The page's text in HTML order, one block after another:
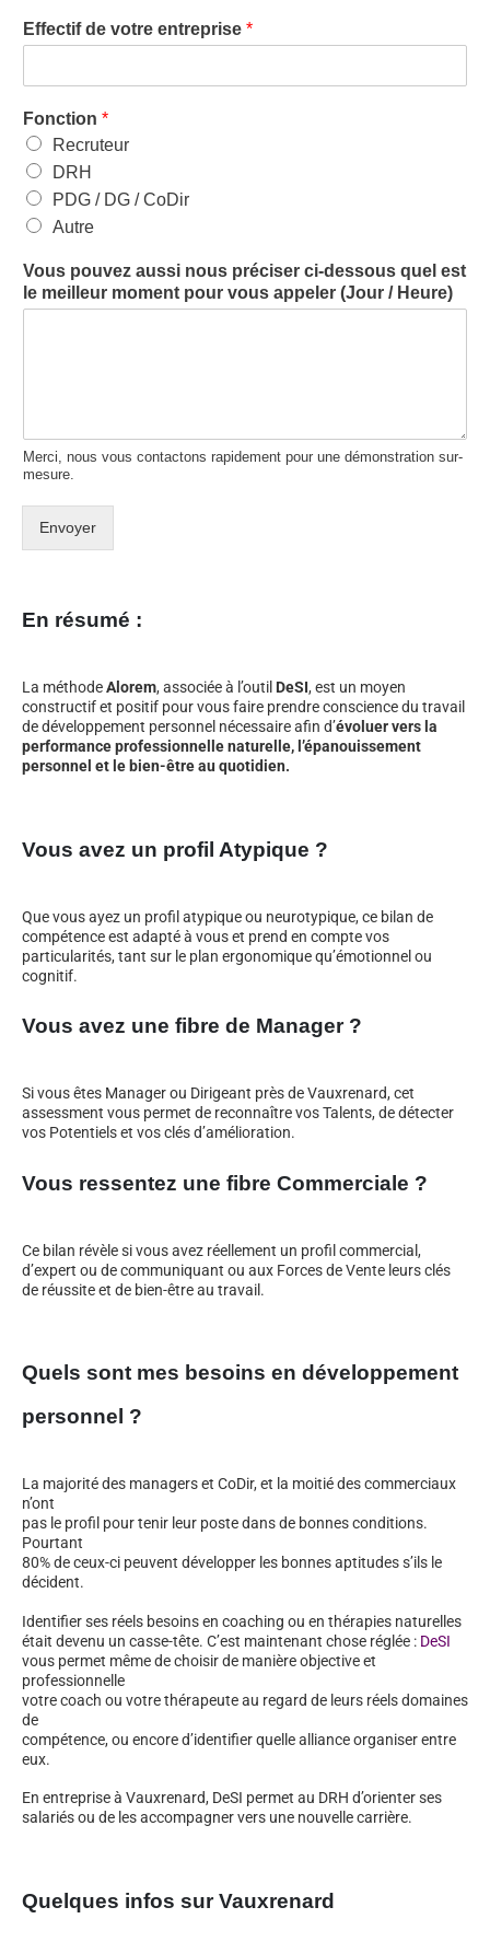
Effectif de votre entreprise *
Fonction *
Recruteur
DRH
PDG / DG / CoDir
Autre
Vous pouvez aussi nous préciser ci-dessous quel est
le meilleur moment pour vous appeler (Jour / Heure)
Merci, nous vous contactons rapidement pour une démonstration sur-
mesure.
Envoyer
En résumé :
La méthodeAlorem, associée à l’outil DeSI, est un moyen
constructif et positif pour vous faire prendre conscience du travail
de développement personnel nécessaire afin d’évoluer vers la
performance professionnelle naturelle, l’épanouissement
personnel et le bien-être au quotidien.
Vous avez un profil Atypique ?
Que vous ayez un profil atypique ou neurotypique, ce bilan de
compétence est adapté à vous et prend en compte vos
particularités, tant sur le plan ergonomique qu’émotionnel ou
cognitif.
Vous avez une fibre de Manager ?
Si vous êtes Manager ou Dirigeant près de Vauxrenard, cet
assessment vous permet de reconnaître vos Talents, de détecter
vos Potentiels et vos clés d’amélioration.
Vous ressentez une fibre Commerciale ?
Ce bilan révèle si vous avez réellement un profil commercial,
d’expert ou de communiquant ou aux Forces de Vente leurs clés
de réussite et de bien-être au travail.
Quels sont mes besoins en développement
personnel ?
La majorité des managers et CoDir, et la moitié des commerciaux
n’ont
pas le profil pour tenir leur poste dans de bonnes conditions.
Pourtant
80% de ceux-ci peuvent développer les bonnes aptitudes s’ils le
décident.
Identifier ses réels besoins en coaching ou en thérapies naturelles
était devenu un casse-tête. C’est maintenant chose réglée : DeSI
vous permet même de choisir de manière objective et
professionnelle
votre coach ou votre thérapeute au regard de leurs réels domaines
de
compétence, ou encore d’identifier quelle alliance organiser entre
eux.
En entreprise à Vauxrenard, DeSI permet au DRH d’orienter ses
salariés ou de les accompagner vers une nouvelle carrière.
Quelques infos sur Vauxrenard